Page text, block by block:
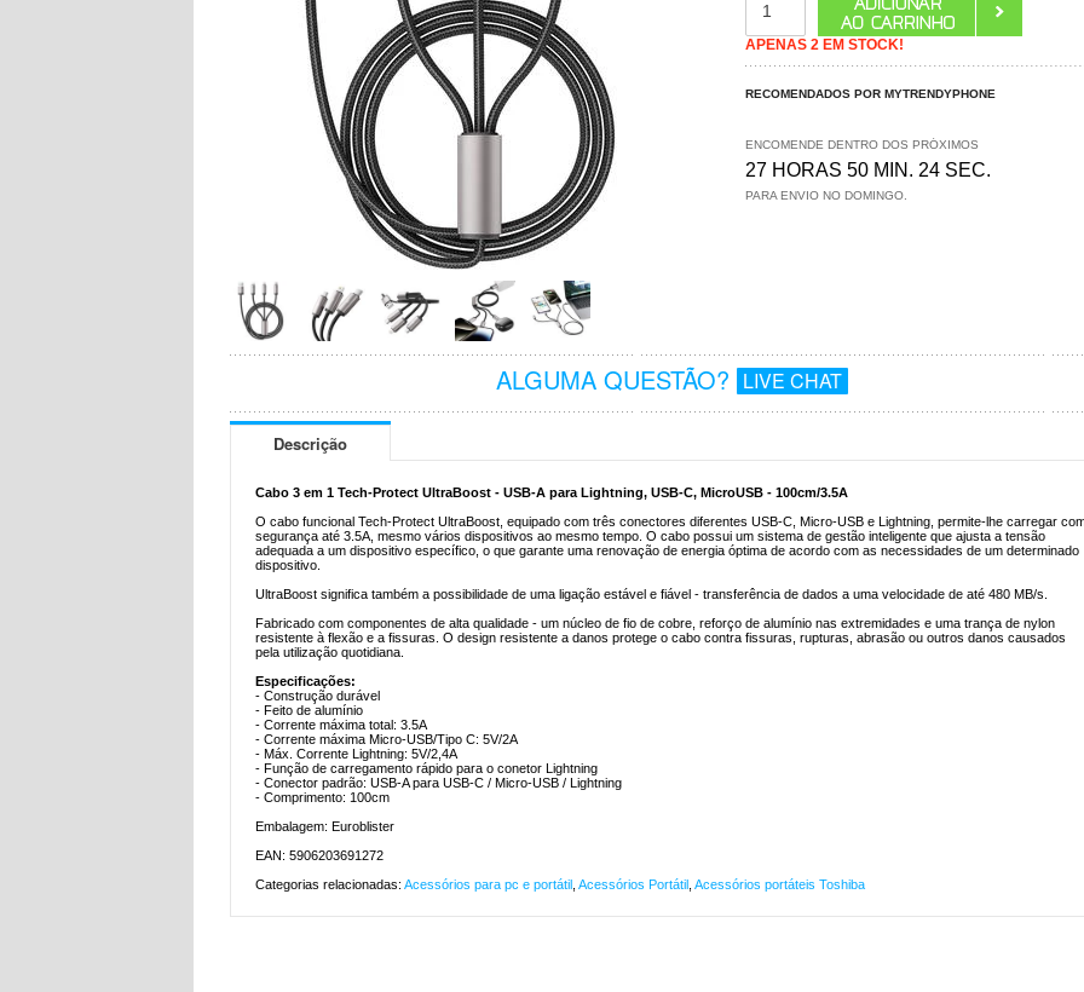
APENAS 2 EM STOCK!
RECOMENDADOS POR MYTRENDYPHONE
ENCOMENDE DENTRO DOS PRÓXIMOS
27 HORAS 50 MIN. 23 SEC.
PARA ENVIO NO DOMINGO.
ALGUMA QUESTÃO? LIVE CHAT
Descrição
Cabo 3 em 1 Tech-Protect UltraBoost - USB-A para Lightning, USB-C, MicroUSB - 100cm/3.5A
O cabo funcional Tech-Protect UltraBoost, equipado com três conectores diferentes USB-C, Micro-USB e Lightning, permite-lhe carregar
segurança até 3.5A, mesmo vários dispositivos ao mesmo tempo. O cabo possui um sistema de gestão inteligente que ajusta a tensão
adequada a um dispositivo específico, o que garante uma renovação de energia óptima de acordo com as necessidades de um determinado
dispositivo.
UltraBoost significa também a possibilidade de uma ligação estável e fiável - transferência de dados a uma velocidade de até 480 MB/s.
Fabricado com componentes de alta qualidade - um núcleo de fio de cobre, reforço de alumínio nas extremidades e uma trança de nylon
resistente à flexão e a fissuras. O design resistente a danos protege o cabo contra fissuras, rupturas, abrasão ou outros danos causados
pela utilização quotidiana.
Especificações:
- Construção durável
- Feito de alumínio
- Corrente máxima total: 3.5A
- Corrente máxima Micro-USB/Tipo C: 5V/2A
- Máx. Corrente Lightning: 5V/2,4A
- Função de carregamento rápido para o conetor Lightning
- Conector padrão: USB-A para USB-C / Micro-USB / Lightning
- Comprimento: 100cm
Embalagem: Euroblister
EAN: 5906203691272
Categorias relacionadas: Acessórios para pc e portátil Acessórios Portátil Acessórios portáteis Toshiba